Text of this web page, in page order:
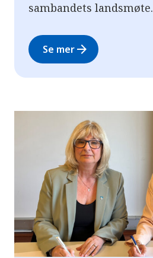
sambandets landsmøte.
Se merarrow_forward